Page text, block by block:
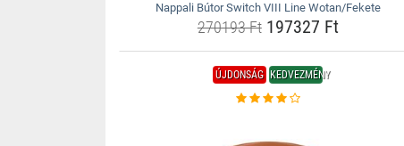
Nappali Bútor Switch VIII Line Wotan/Fekete
270193 Ft197327 Ft
ÚJDONSÁG KEDVEZMÉNY